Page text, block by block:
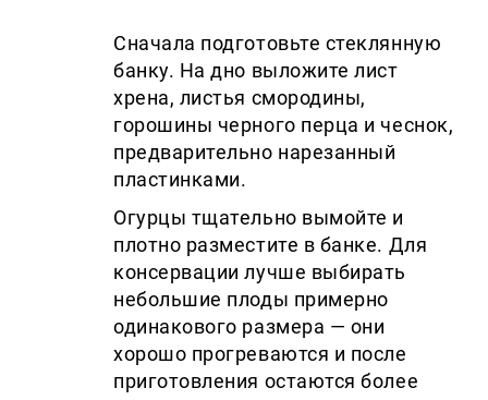
Сначала подготовьте стеклянную
банку. На дно выложите лист
хрена, листья смородины,
горошины черного перца и чеснок,
предварительно нарезанный
пластинками.
Огурцы тщательно вымойте и
плотно разместите в банке. Для
консервации лучше выбирать
небольшие плоды примерно
одинакового размера — они
хорошо прогреваются и после
приготовления остаются более